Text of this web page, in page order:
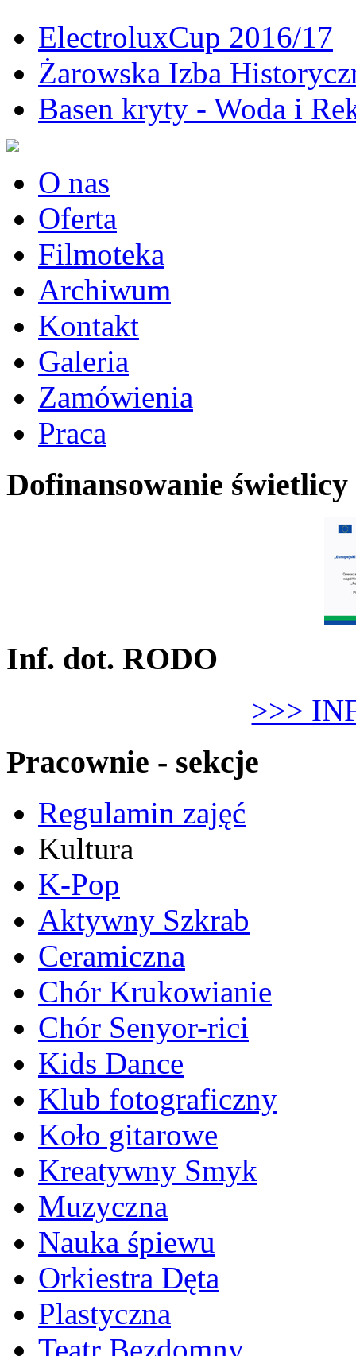
ElectroluxCup 2016/17
Żarowska Izba
Basen kryty - Woda i
O nas
Oferta
Filmoteka
Archiwum
Kontakt
Galeria
Zamówienia
Praca
Dofinansowanie świetlicy
Inf. dot. RODO
>>>
Pracownie - sekcje
Regulamin zajęć
Kultura
K-Pop
Aktywny Szkrab
Ceramiczna
Chór Krukowianie
Chór Senyor-rici
Kids Dance
Klub fotograficzny
Koło gitarowe
Kreatywny Smyk
Muzyczna
Nauka śpiewu
Orkiestra Dęta
Plastyczna